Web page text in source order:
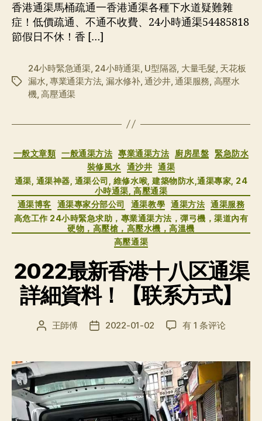
香港通渠馬桶疏通一香港通渠各種下水道疑難雜
症！低價疏通、不通不收費、24小時通渠54485818
節假日不休！香 […]
标
24小時緊急通渠, 24小時通渠, U型隔器 大量毛髮 天花板
漏水 專業通渠方法, 漏水修补,通沙井,通渠服務 高壓水
機,高壓通渠
分
类
一般文章類 一般通渠方法 專業通渠方法 廚房星盤
緊急防水
裝修風水
通沙井
通渠
通渠, 通渠神器, 通渠公司, 維修水喉, 建築物防水,通渠專家, 24
小時通渠, 高壓通渠
通渠博客
通渠專家分部公司 通渠教學 通渠方法 通渠服務
高危工作 24小時緊急求助，專業通渠方法，彈弓機，渠道內有
硬物，高壓槍，高壓水機，高溫機
高壓通渠
2022最新香港十八区通渠
詳細資料！【联系方式】
文
者
王師傅
发
期
2022-01-02
2022
香
港
十
八
区
有 1 条评论